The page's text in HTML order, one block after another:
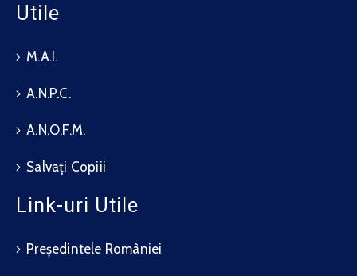
Utile
M.A.I.
A.N.P.C.
A.N.O.F.M.
Salvați Copiii
Link-uri Utile
Președintele României